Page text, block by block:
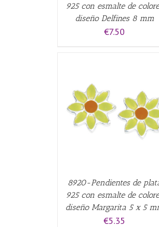
925 con esmalte de
diseño Delfines 8 mm
€7.50
8920-Pendientes de
925 con esmalte de
diseño Margarita 5 x 5
€5.35